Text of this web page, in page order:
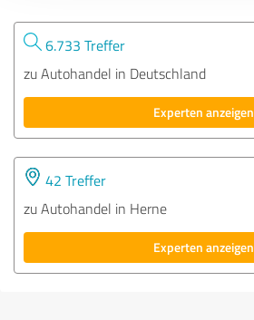
6.733 Treffer
zu Autohandel in Deutschland
Experten anzeigen
42 Treffer
zu Autohandel in Herne
Experten anzeigen